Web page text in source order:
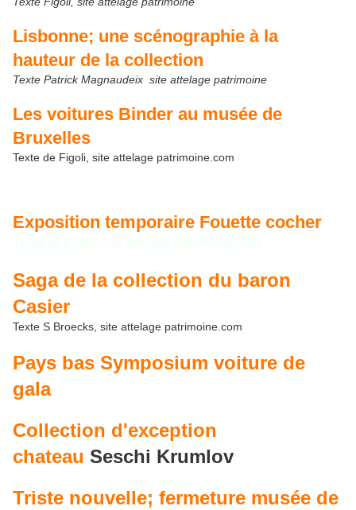
Lisbonne; une scénographie à la
hauteur de la collection
Texte Patrick Magnaudeix site attelage patrimoine
Les voitures Binder au musée de
Bruxelles
Texte de Figoli, site attelage patrimoine.com
Exposition temporaire Fouette cocher
Saga de la collection du baron
Casier
Texte S Broecks, site attelage patrimoine.com
Pays bas Symposium voiture de
gala
Collection d'exception
chateau Seschi Krumlov
Triste nouvelle; fermeture musée de